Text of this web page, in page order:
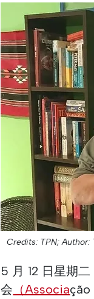
Credits: TPN; Author:
5 月 12 日星期
会 （Associa